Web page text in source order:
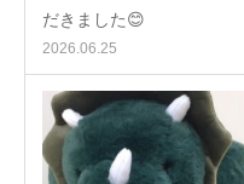
だきました😊
2026.06.25